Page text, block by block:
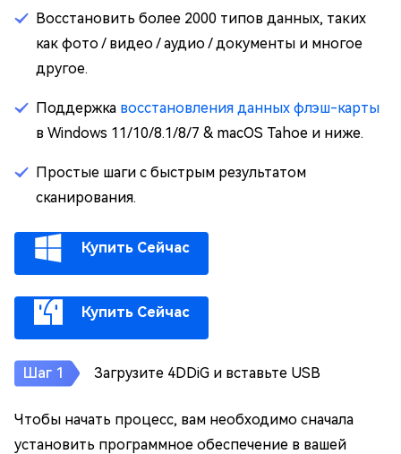
Восстановить более 2000 типов данных, таких
как фото / видео / аудио / документы и многое
другое.
Поддержка восстановления данных флэш-карты
в Windows 11/10/8.1/8/7 & macOS Tahoe и ниже.
Простые шаги с быстрым результатом
сканирования.
Купить Сейчас
Купить Сейчас
Загрузите 4DDiG и вставьте USB
Чтобы начать процесс, вам необходимо сначала
установить программное обеспечение в вашей